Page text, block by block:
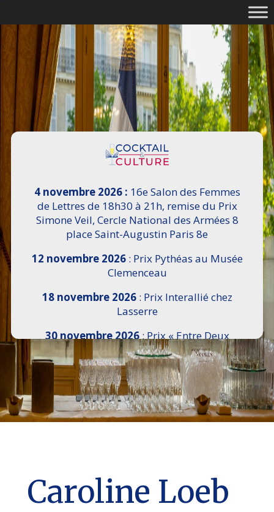
4 novembre 2026 : 16e Salon des Femmes
de Lettres de 18h30 à 21h, remise du Prix
Simone Veil, Cercle National des Armées 8
place Saint-Augustin Paris 8e
12 novembre 2026: Prix Pythéas au Musée
Clemenceau
18 novembre 2026: Prix Interallié chez
Lasserre
30 novembre 2026: Prix « Entre Deux
Rives » I Scemi Astutti au Sénat
7 décembre 2026 :16e Salon de l’Histoire de
18h30 à 21h, remise du Prix du Guesclin,
Cercle National des Armées 8 place Saint-
Augustin Paris 8e
Caroline Loeb